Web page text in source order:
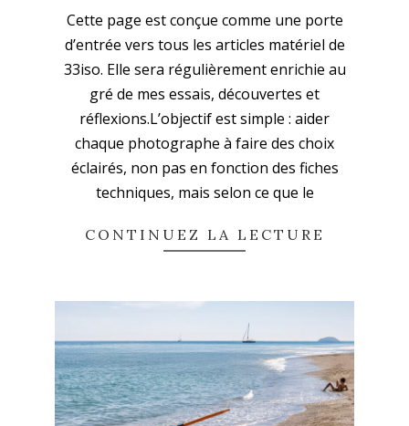
09-
14
Cette page est conçue comme une porte
d’entrée vers tous les articles matériel de
33iso. Elle sera régulièrement enrichie au
gré de mes essais, découvertes et
réflexions.L’objectif est simple : aider
chaque photographe à faire des choix
éclairés, non pas en fonction des fiches
techniques, mais selon ce que le
CONTINUEZ LA LECTURE